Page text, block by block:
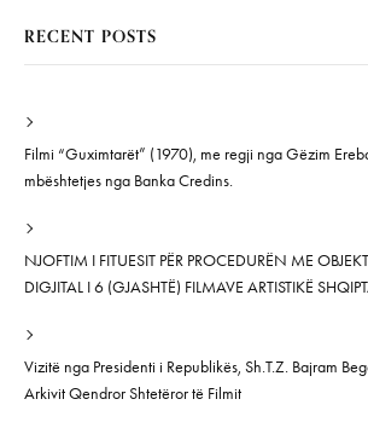
RECENT POSTS
Filmi “Guximtarët” (1970), me regji nga Gëzim
mbështetjes nga Banka Credins.
NJOFTIM I FITUESIT PËR PROCEDURËN ME
DIGJITAL I 6 (GJASHTË) FILMAVE ARTISTIKË
Vizitë nga Presidenti i Republikës, Sh.T.Z. Bajram
Arkivit Qendror Shtetëror të Filmit